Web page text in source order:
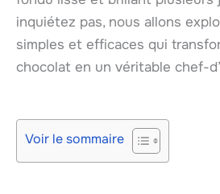
inquiétez pas, nous allons
simples et efficaces qui
chocolat en un véritable chef-
Voir le sommaire